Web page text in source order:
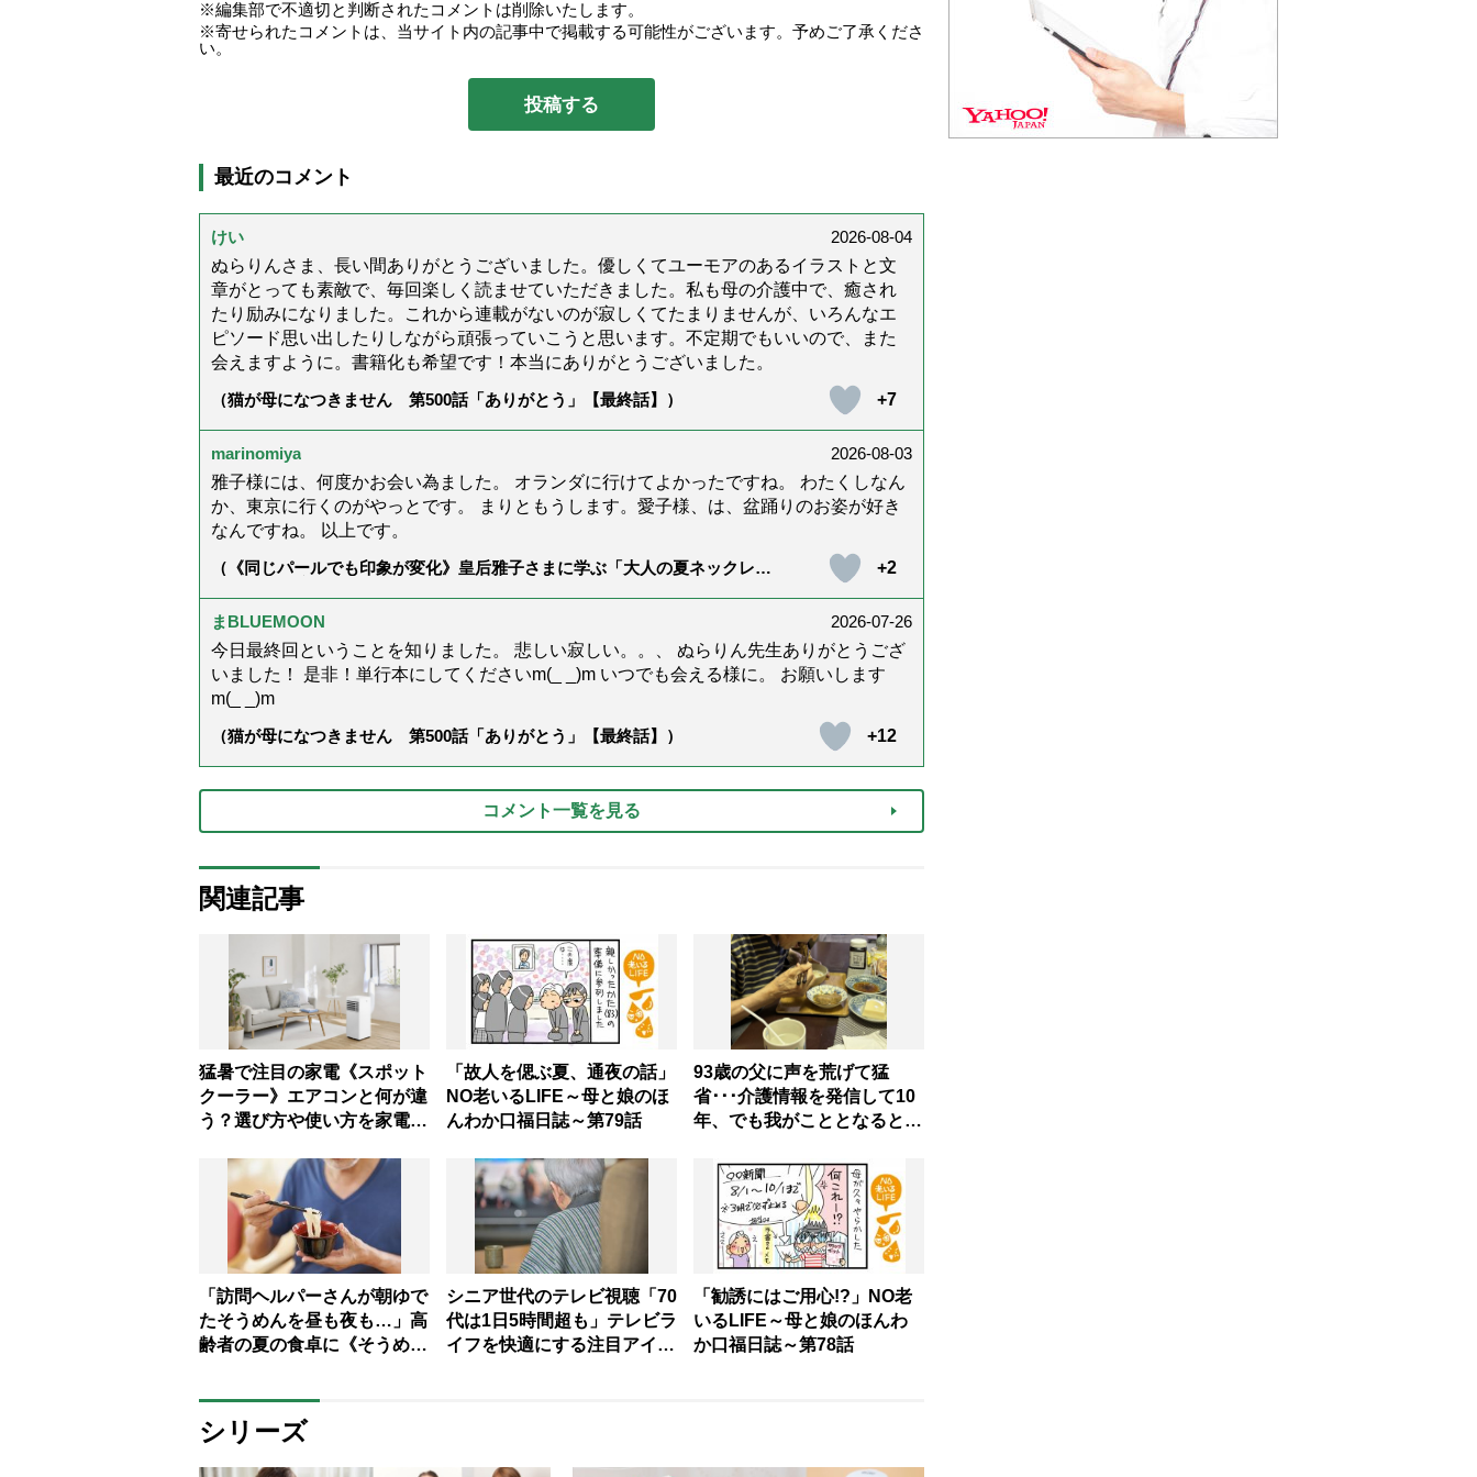
編集部で不適切と判断されたコメントは削除いたします。
寄せられたコメントは、当サイト内の記事中で掲載する可能性がございます。予めご了承くださ
い。
最近のコメント
けい
2026-08-04
ぬらりんさま、長い間ありがとうございました。優しくてユーモアのあるイラストと文
章がとっても素敵で、毎回楽しく読ませていただきました。私も母の介護中で、癒され
たり励みになりました。これから連載がないのが寂しくてたまりませんが、いろんなエ
ピソード思い出したりしながら頑張っていこうと思います。不定期でもいいので、また
会えますように。書籍化も希望です！本当にありがとうございました。
（猫が母になつきません 第500話「ありがとう」【最終話】）
+7
marinomiya
2026-08-03
雅子様には、何度かお会い為ました。 オランダに行けてよかったですね。 わたくしなん
か、東京に行くのがやっとです。 まりともうします。愛子様、は、盆踊りのお姿が好き
なんですね。 以上です。
（《同じパールでも印象が変化》皇后雅子さまに学ぶ「大人の夏ネックレ
+2
まBLUEMOON
2026-07-26
今日最終回ということを知りました。 悲しい寂しい。。、 ぬらりん先生ありがとうござ
いました！ 是非！単行本にしてくださいm(_ _)m いつでも会える様に。 お願いします
m(_ _)m
（猫が母になつきません 第500話「ありがとう」【最終話】）
+12
コメント一覧を見る
関連記事
猛暑で注目の家電《スポット
クーラー》エアコンと何が違
う？選び方や使い方を家電の
「故人を偲ぶ夏、通夜の話」
NO老いるLIFE～母と娘のほ
んわか口福日誌～第79話
93歳の父に声を荒げて猛
省･･･介護情報を発信して10
年、でも我がこととなると教
「感情と理性の狭間で右往左
往する現実」
「訪問ヘルパーさんが朝ゆで
たそうめんを昼も夜も…」高
齢者の夏の食卓に《そうめん
シニア世代のテレビ視聴「70
代は1日5時間超も」テレビラ
イフを快適にする注目アイテ
「勧誘にはご用心!?」NO老
いるLIFE～母と娘のほんわ
か口福日誌～第78話
シリーズ